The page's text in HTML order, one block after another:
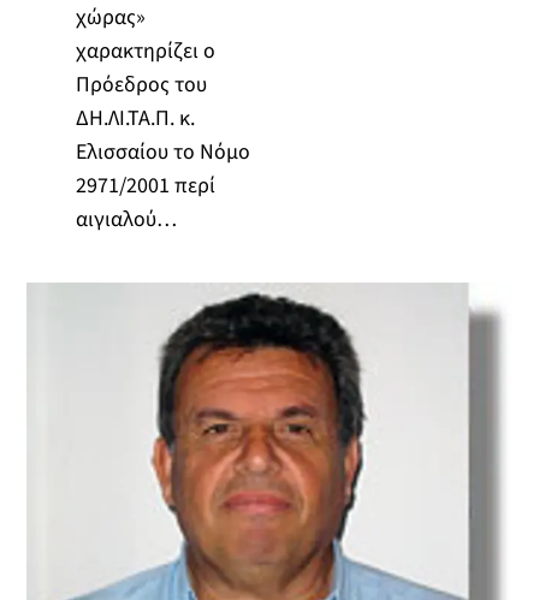
χώρας»
χαρακτηρίζει ο
Πρόεδρος του
ΔΗ.ΛΙ.ΤΑ.Π. κ.
Ελισσαίου το Νόμο
2971/2001 περί
αιγιαλού…